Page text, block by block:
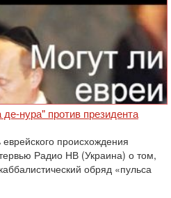
нура" против президента
происхождения
Радио НВ (Украина) о том,
‎обряд «пульса